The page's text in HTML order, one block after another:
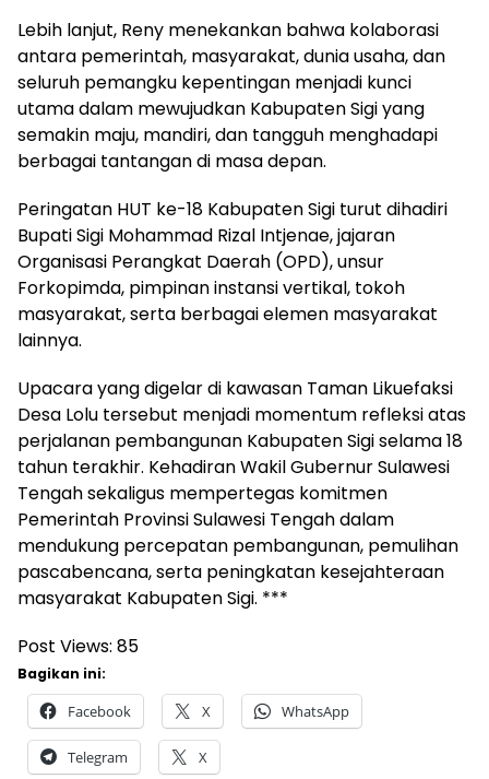
Lebih lanjut, Reny menekankan bahwa kolaborasi
antara pemerintah, masyarakat, dunia usaha, dan
seluruh pemangku kepentingan menjadi kunci
utama dalam mewujudkan Kabupaten Sigi yang
semakin maju, mandiri, dan tangguh menghadapi
berbagai tantangan di masa depan.
Peringatan HUT ke-18 Kabupaten Sigi turut dihadiri
Bupati Sigi Mohammad Rizal Intjenae, jajaran
Organisasi Perangkat Daerah (OPD), unsur
Forkopimda, pimpinan instansi vertikal, tokoh
masyarakat, serta berbagai elemen masyarakat
lainnya.
Upacara yang digelar di kawasan Taman Likuefaksi
Desa Lolu tersebut menjadi momentum refleksi atas
perjalanan pembangunan Kabupaten Sigi selama 18
tahun terakhir. Kehadiran Wakil Gubernur Sulawesi
Tengah sekaligus mempertegas komitmen
Pemerintah Provinsi Sulawesi Tengah dalam
mendukung percepatan pembangunan, pemulihan
pascabencana, serta peningkatan kesejahteraan
masyarakat Kabupaten Sigi. ***
Post Views: 85
Bagikan ini:
Facebook X WhatsApp
Telegram X